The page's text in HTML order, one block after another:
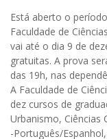
Está aberto o
Faculdade de
vai até o dia 9 de
gratuitas. A prova
das 19h, nas
A Faculdade de
dez cursos de
Urbanismo, Ciências
-Português/